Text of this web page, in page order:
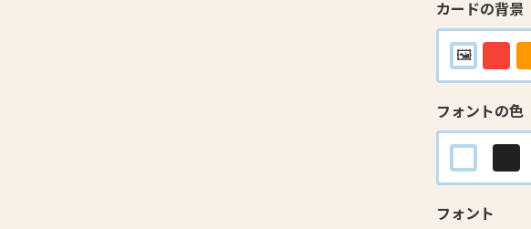
カードの背景
フォントの色
フォント